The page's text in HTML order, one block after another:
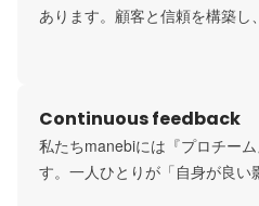
あります。顧客と信頼を構築し
Continuous feedback
私たちmanebiには『プロチー
す。一人ひとりが「自身が良い